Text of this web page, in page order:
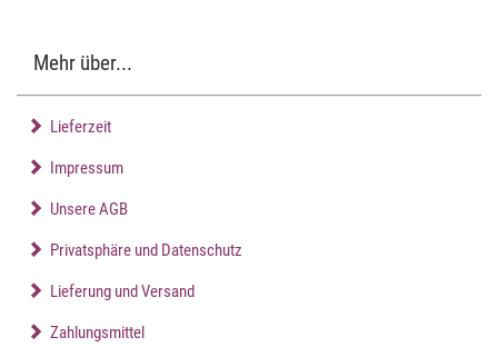
Mehr über...
Lieferzeit
Impressum
Unsere AGB
Privatsphäre und Datenschutz
Lieferung und Versand
Zahlungsmittel